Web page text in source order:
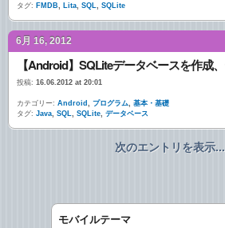
タグ: FMDB, Lita, SQL, SQLite
6月 16, 2012
投稿: 16.06.2012 at 20:01
カテゴリー: Android , プログラム, 基本・基礎
タグ: Java, SQL, SQLite, データベース
次のエントリを表示...
モバイルテーマ